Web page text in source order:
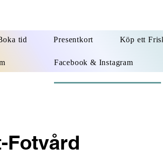
tid Presentkort Köp ett
Facebook & Instagram
Fotvård